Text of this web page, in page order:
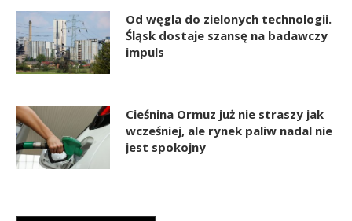
Od węgla do zielonych technologii.
Śląsk dostaje szansę na badawczy
impuls
Cieśnina Ormuz już nie straszy jak
wcześniej, ale rynek paliw nadal nie
jest spokojny